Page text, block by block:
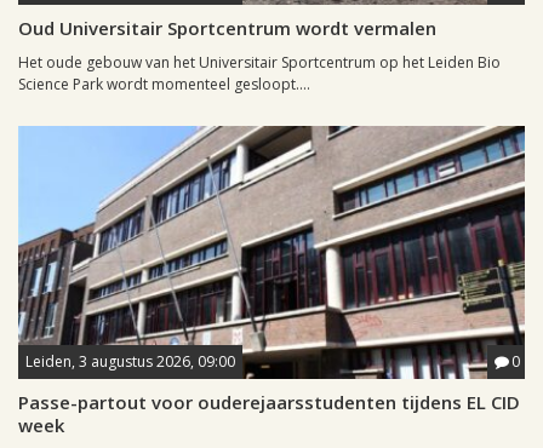
Oud Universitair Sportcentrum wordt vermalen
Het oude gebouw van het Universitair Sportcentrum op het Leiden Bio
Science Park wordt momenteel gesloopt....
Leiden, 3 augustus 2026, 09:00 0
Passe-partout voor ouderejaarsstudenten tijdens EL CID
week